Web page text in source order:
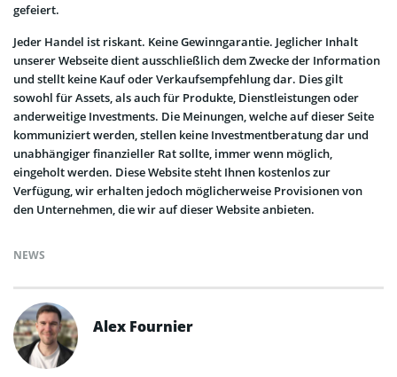
gefeiert.
Jeder Handel ist riskant. Keine Gewinngarantie. Jeglicher Inhalt
unserer Webseite dient ausschließlich dem Zwecke der Information
und stellt keine Kauf oder Verkaufsempfehlung dar. Dies gilt
sowohl für Assets, als auch für Produkte, Dienstleistungen oder
anderweitige Investments. Die Meinungen, welche auf dieser Seite
kommuniziert werden, stellen keine Investmentberatung dar und
unabhängiger finanzieller Rat sollte, immer wenn möglich,
eingeholt werden. Diese Website steht Ihnen kostenlos zur
Verfügung, wir erhalten jedoch möglicherweise Provisionen von
den Unternehmen, die wir auf dieser Website anbieten.
NEWS
Alex Fournier